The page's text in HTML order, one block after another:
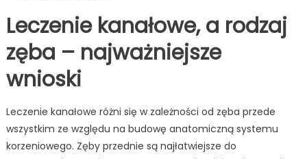
Leczenie kanałowe, a rodzaj
zęba – najważniejsze
wnioski
Leczenie kanałowe różni się w zależności od zęba przede
wszystkim ze względu na budowę anatomiczną systemu
korzeniowego. Zęby przednie są najłatwiejsze do